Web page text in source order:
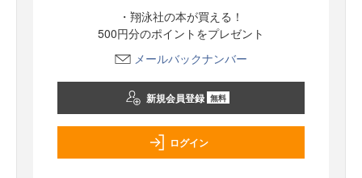
・翔泳社の本が買える！
500円分のポイントをプレゼント
メールバックナンバー
新規会員登録 無料
ログイン